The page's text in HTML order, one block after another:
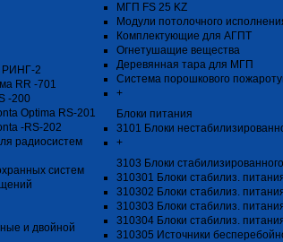
РИНГ-2
RR -701
-200
Optima RS-201
-RS-202
радиосистем
систем
и двойной
МГП FS 25 KZ
Модули потолочного
Комплектующие для АГПТ
Огнетушащие вещества
Деревянная тара для МГП
Система порошкового
+
Блоки питания
3101 Блоки
+
3103 Блоки
310301 Блоки стабилиз.
310302 Блоки стабилиз.
310303 Блоки стабилиз.
310304 Блоки стабилиз.
310305 Источники